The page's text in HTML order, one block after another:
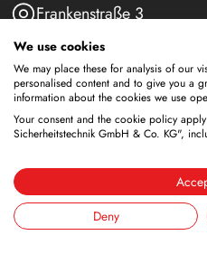
Frankenstraße 3
63791 Karlstein
Deutschland
Social Media
LinkedIn
Youtube
We use cookies
We may place these for analysis of our
personalised content and to give you a
information about the cookies we use
Your consent and the cookie policy
Sicherheitstechnik GmbH & Co. KG",
Deny